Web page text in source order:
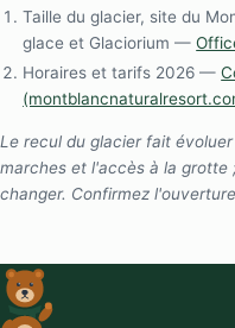
Taille du glacier, site du
glace et Glaciorium —
Horaires et tarifs 2026 —
Le recul du glacier fait
marches et l'accès à la grotte
changer. Confirmez